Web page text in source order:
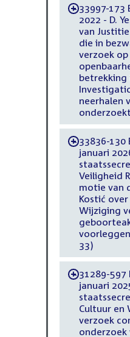
-33997-173
2022 - D.
van
die in
verzoek
neerhalen
onderzoekt
-33836-130
januari
Veiligheid
motie van
Kostić
Wijziging
33)
-31289-597
januari
Cultuur en
verzoek
onderzoek